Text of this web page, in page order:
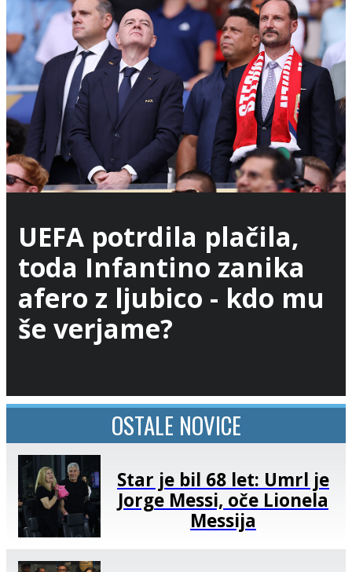
UEFA potrdila plačila,
toda Infantino zanika
afero z ljubico - kdo mu
še verjame?
OSTALE NOVICE
Star je bil 68 let: Umrl je
Jorge Messi, oče Lionela
Messija